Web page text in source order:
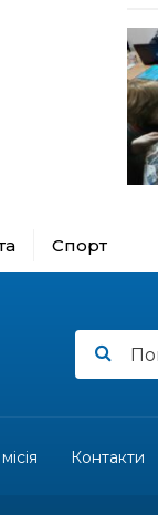
10
10
10
Спорт
Контакти